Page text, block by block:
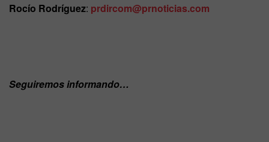
Rocío Rodríguez: prdircom@prnoticias.com
Seguiremos informando…